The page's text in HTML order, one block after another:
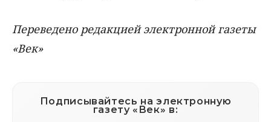
Переведено редакцией электронной газеты
«Век»
Подписывайтесь на электронную
газету «Век» в: